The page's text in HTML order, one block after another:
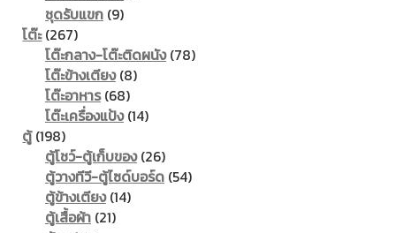
ชุดรับแขก 99
โต๊ะ 267267
products
โต๊ะกลาง-โต๊ะติดผนัง 7878
โต๊ะข้างเตียง 88
โต๊ะอาหาร 6868
products
โต๊ะเครื่องแป้ง 1414
ตู้ 198198
products
ตู้โชว์-ตู้เก็บของ 2626
products
ตู้วางทีวี-ตู้ไซด์บอร์ด 5454
ตู้ข้างเตียง 1414
ตู้เสื้อผ้า 2121